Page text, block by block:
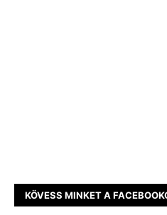
KÖVESS MINKET A